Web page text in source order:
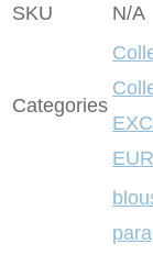
SKU N/A
Categories